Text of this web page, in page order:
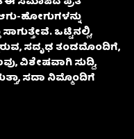
ಹೋಗುಗಳನ್ನು
ಒಟ್ಟಿನಲ್ಲಿ,
ಸದೃಢ ತಂಡದೊಂದಿಗೆ,
ವಿಶೇಷವಾಗಿ ಸುದ್ದಿ,
ಸದಾ ನಿಮ್ಮೊಂದಿಗೆ